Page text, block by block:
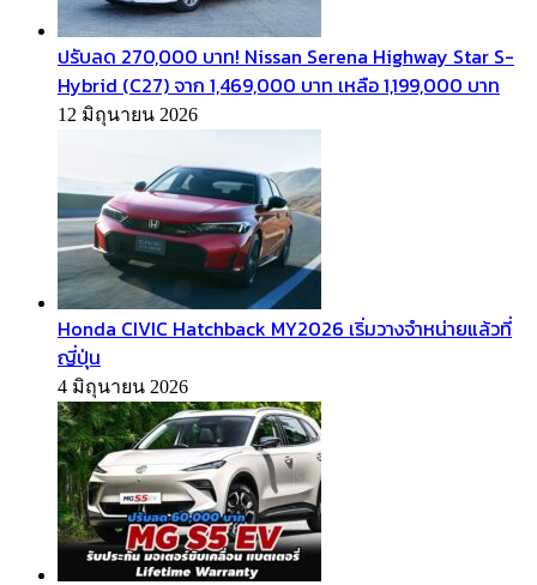
ปรับลด 270,000 บาท! Nissan Serena Highway Star S-
Hybrid (C27) จาก 1,469,000 บาท เหลือ 1,199,000 บาท
12 มิถุนายน 2026
Honda CIVIC Hatchback MY2026 เริ่มวางจำหน่ายแล้วที่
ญี่ปุ่น
4 มิถุนายน 2026